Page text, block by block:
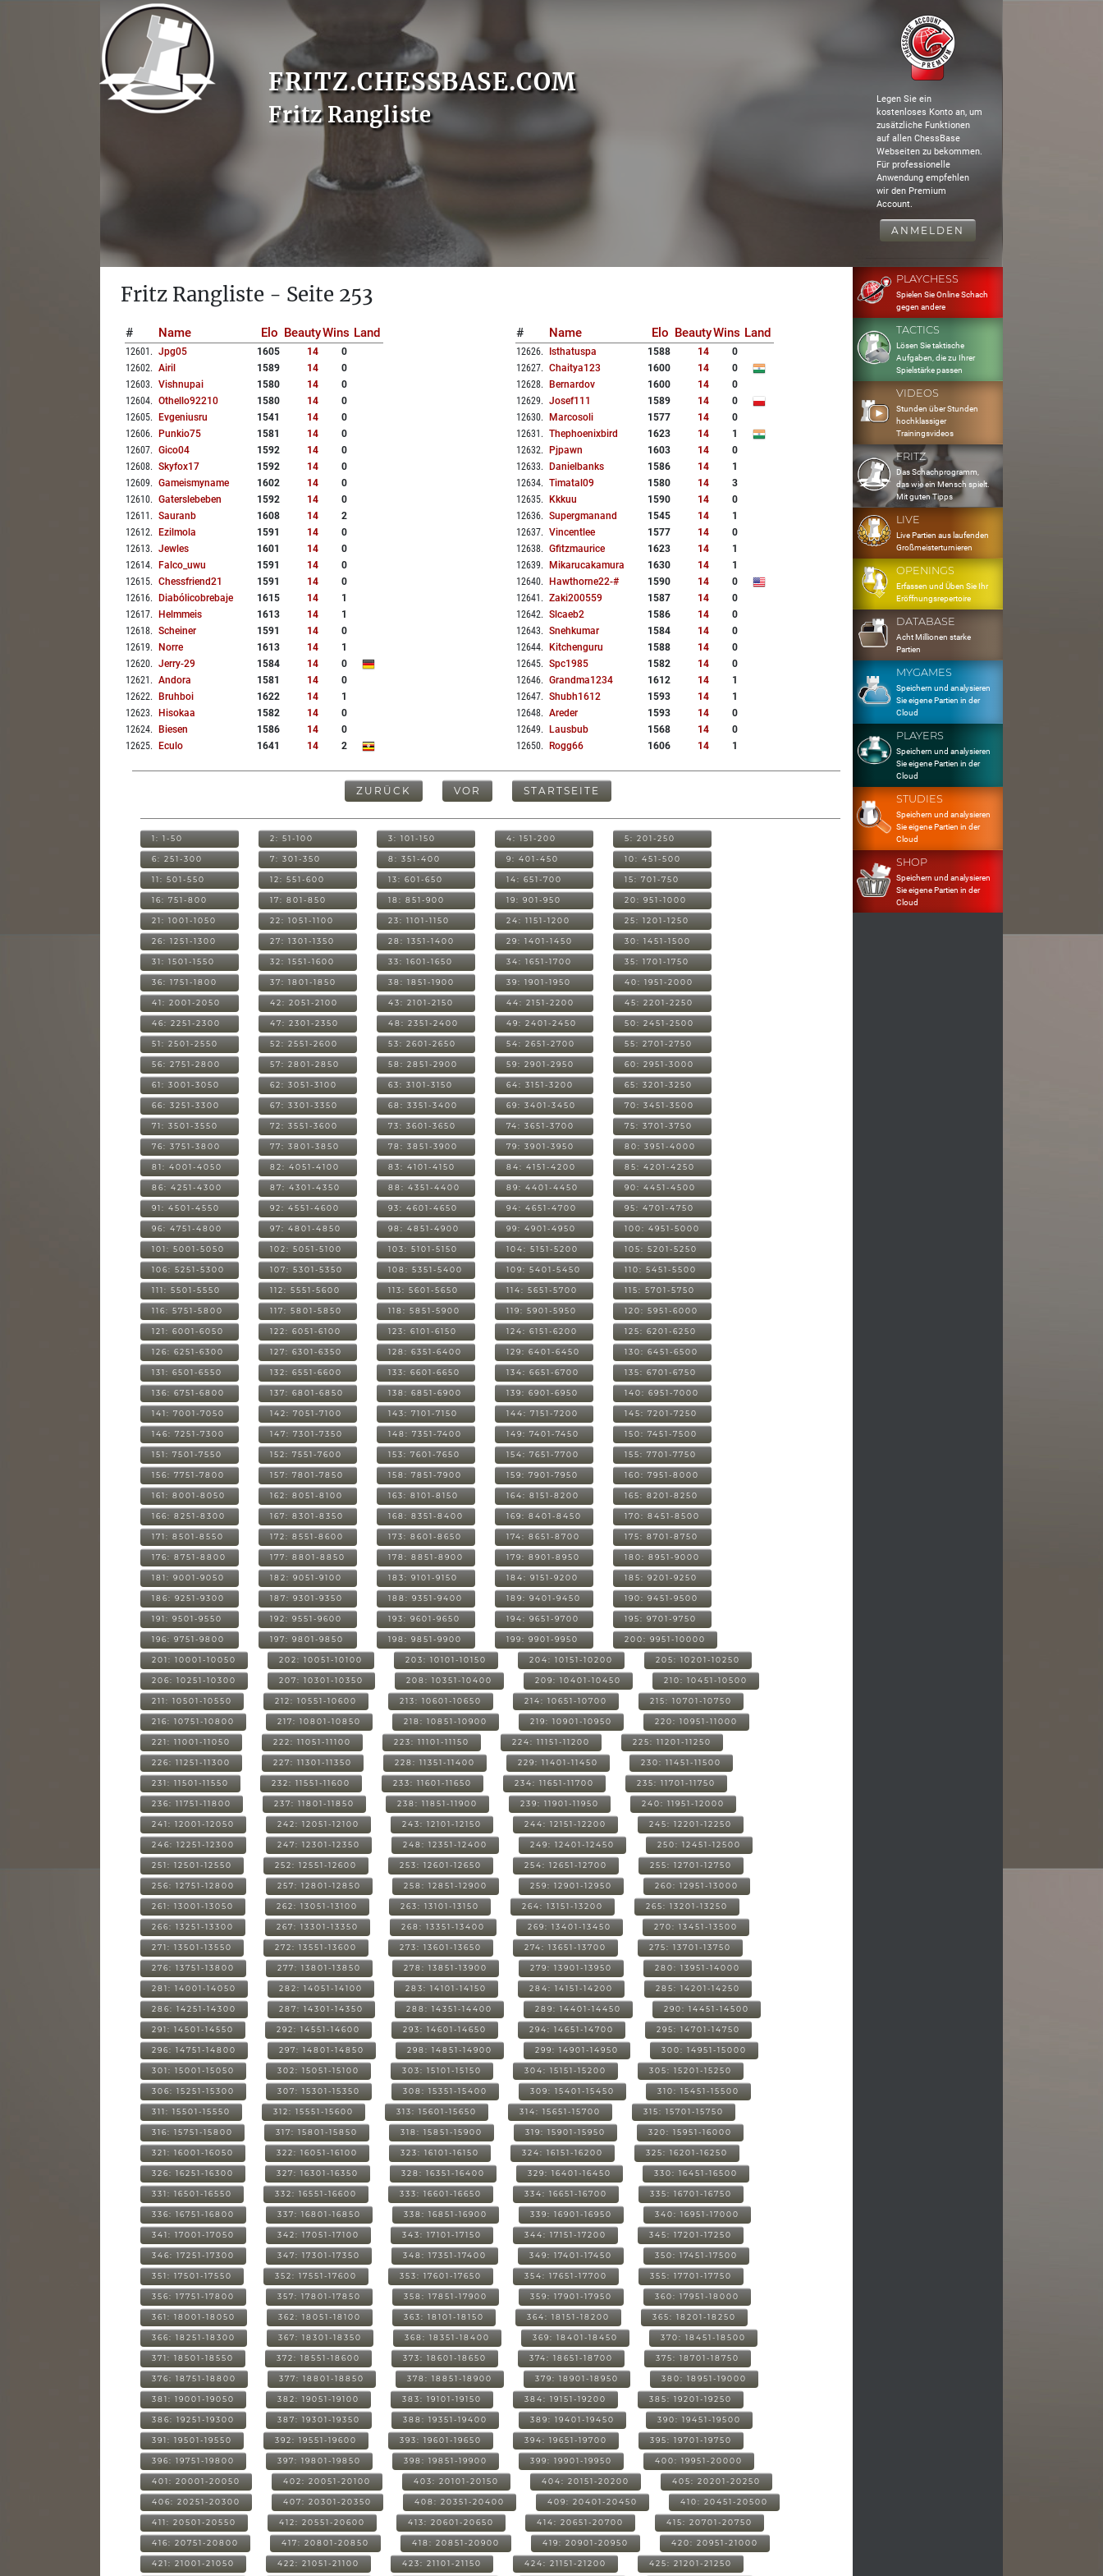
FRITZ.CHESSBASE.COM
Fritz Rangliste
Legen Sie ein
kostenloses Konto an, um
zusätzliche Funktionen
auf allen ChessBase
Webseiten zu bekommen.
Für professionelle
Anwendung empfehlen
wir den Premium
Account.
ANMELDEN
Fritz Rangliste - Seite 253
# Name Elo BeautyWins Land
12601 . Jpg05 1605 14
0
12602. Airil 1589 14
0
12603. Vishnupai 1580 14
0
12604. Othello92210 1580 14
0
12605. Evgeniusru 1541 14
0
12606. Punkio75 1581 14
0
12607. Gico04 1592 14
0
12608. Skyfox17 1592 14
0
12609. Gameismyname 1602 14
0
12610. Gaterslebeben 1592 14
0
12611 . Sauranb 1608 14
2
12612. Ezilmola 1591 14
0
12613. Jewles 1601 14
0
12614. Falco_uwu 1591 14
0
12615. Chessfriend21 1591 14
0
12616. Diabólicobrebaje 1615 14
1
12617. Helmmeis 1613 14
1
12618. Scheiner 1591 14
0
12619. Norre 1613 14
1
12620. Jerry-29 1584 14
0
12621 . Andora 1581 14
0
12622. Bruhboi 1622 14
1
12623. Hisokaa 1582 14
0
12624. Biesen 1586 14
0
12625. Eculo 1641 14 2
# Name Elo BeautyWins Land
12626. Isthatuspa 1588 14
0
12627. Chaitya123 1600 14
0
12628. Bernardov 1600 14
0
12629. Josef111 1589 14
0
12630. Marcosoli 1577 14
0
12631 . Thephoenixbird 1623 14
1
12632. Pjpawn 1603 14
0
12633. Danielbanks 1586 14
1
12634. Timatal09 1580 14
3
12635. Kkkuu 1590 14
0
12636. Supergmanand 1545 14
1
12637. Vincentlee 1577 14
0
12638. Gfitzmaurice 1623 14
1
12639. Mikarucakamura 1630 14
1
12640. Hawthorne22-# 1590 14
0
12641 . Zaki200559 1587 14
0
12642. Slcaeb2 1586 14
0
12643. Snehkumar 1584 14
0
12644. Kitchenguru 1588 14
0
12645. Spc1985 1582 14
0
12646. Grandma1234 1612 14
1
12647. Shubh1612 1593 14
1
12648. Areder 1593 14
0
12649. Lausbub 1568 14
0
12650. Rogg66 1606 14 1
ZURÜCK VOR STARTSEITE
1: 1-50 2: 51-100 3: 101-150 4: 151-200 5: 201-250
6: 251-300 7: 301-350 8: 351-400 9: 401-450 10: 451-500
11: 501-550 12: 551-600 13: 601-650 14: 651-700 15: 701-750
16: 751-800 17: 801-850 18: 851-900 19: 901-950 20: 951-1000
21: 1001-1050 22: 1051-1100 23: 1101-1150 24: 1151-1200 25: 1201-1250
26: 1251-1300 27: 1301-1350 28: 1351-1400 29: 1401-1450 30: 1451-1500
31: 1501-1550 32: 1551-1600 33: 1601-1650 34: 1651-1700 35: 1701-1750
36: 1751-1800 37: 1801-1850 38: 1851-1900 39: 1901-1950 40: 1951-2000
41: 2001-2050 42: 2051-2100 43: 2101-2150 44: 2151-2200 45: 2201-2250
46: 2251-2300 47: 2301-2350 48: 2351-2400 49: 2401-2450 50: 2451-2500
51: 2501-2550 52: 2551-2600 53: 2601-2650 54: 2651-2700 55: 2701-2750
56: 2751-2800 57: 2801-2850 58: 2851-2900 59: 2901-2950 60: 2951-3000
61: 3001-3050 62: 3051-3100 63: 3101-3150 64: 3151-3200 65: 3201-3250
66: 3251-3300 67: 3301-3350 68: 3351-3400 69: 3401-3450 70: 3451-3500
71: 3501-3550 72: 3551-3600 73: 3601-3650 74: 3651-3700 75: 3701-3750
76: 3751-3800 77: 3801-3850 78: 3851-3900 79: 3901-3950 80: 3951-4000
81: 4001-4050 82: 4051-4100 83: 4101-4150 84: 4151-4200 85: 4201-4250
86: 4251-4300 87: 4301-4350 88: 4351-4400 89: 4401-4450 90: 4451-4500
91: 4501-4550 92: 4551-4600 93: 4601-4650 94: 4651-4700 95: 4701-4750
96: 4751-4800 97: 4801-4850 98: 4851-4900 99: 4901-4950 100: 4951-5000
101: 5001-5050 102: 5051-5100 103: 5101-5150 104: 5151-5200 105: 5201-5250
106: 5251-5300 107: 5301-5350 108: 5351-5400 109: 5401-5450 110: 5451-5500
111: 5501-5550 112: 5551-5600 113: 5601-5650 114: 5651-5700 115: 5701-5750
116: 5751-5800 117: 5801-5850 118: 5851-5900 119: 5901-5950 120: 5951-6000
121: 6001-6050 122: 6051-6100 123: 6101-6150 124: 6151-6200 125: 6201-6250
126: 6251-6300 127: 6301-6350 128: 6351-6400 129: 6401-6450 130: 6451-6500
131: 6501-6550 132: 6551-6600 133: 6601-6650 134: 6651-6700 135: 6701-6750
136: 6751-6800 137: 6801-6850 138: 6851-6900 139: 6901-6950 140: 6951-7000
141: 7001-7050 142: 7051-7100 143: 7101-7150 144: 7151-7200 145: 7201-7250
146: 7251-7300 147: 7301-7350 148: 7351-7400 149: 7401-7450 150: 7451-7500
151: 7501-7550 152: 7551-7600 153: 7601-7650 154: 7651-7700 155: 7701-7750
156: 7751-7800 157: 7801-7850 158: 7851-7900 159: 7901-7950 160: 7951-8000
161: 8001-8050 162: 8051-8100 163: 8101-8150 164: 8151-8200 165: 8201-8250
166: 8251-8300 167: 8301-8350 168: 8351-8400 169: 8401-8450 170: 8451-8500
171: 8501-8550 172: 8551-8600 173: 8601-8650 174: 8651-8700 175: 8701-8750
176: 8751-8800 177: 8801-8850 178: 8851-8900 179: 8901-8950 180: 8951-9000
181: 9001-9050 182: 9051-9100 183: 9101-9150 184: 9151-9200 185: 9201-9250
186: 9251-9300 187: 9301-9350 188: 9351-9400 189: 9401-9450 190: 9451-9500
191: 9501-9550 192: 9551-9600 193: 9601-9650 194: 9651-9700 195: 9701-9750
196: 9751-9800 197: 9801-9850 198: 9851-9900 199: 9901-9950 200: 9951-10000
201: 10001-10050 202: 10051-10100 203: 10101-10150 204: 10151-10200 205: 10201-10250
206: 10251-10300 207: 10301-10350 208: 10351-10400 209: 10401-10450 210: 10451-10500
211: 10501-10550 212: 10551-10600 213: 10601-10650 214: 10651-10700 215: 10701-10750
216: 10751-10800 217: 10801-10850 218: 10851-10900 219: 10901-10950 220: 10951-11000
221: 11001-11050 222: 11051-11100 223: 11101-11150 224: 11151-11200 225: 11201-11250
226: 11251-11300 227: 11301-11350 228: 11351-11400 229: 11401-11450 230: 11451-11500
231: 11501-11550 232: 11551-11600 233: 11601-11650 234: 11651-11700 235: 11701-11750
236: 11751-11800 237: 11801-11850 238: 11851-11900 239: 11901-11950 240: 11951-12000
241: 12001-12050 242: 12051-12100 243: 12101-12150 244: 12151-12200 245: 12201-12250
246: 12251-12300 247: 12301-12350 248: 12351-12400 249: 12401-12450 250: 12451-12500
251: 12501-12550 252: 12551-12600 253: 12601-12650 254: 12651-12700 255: 12701-12750
256: 12751-12800 257: 12801-12850 258: 12851-12900 259: 12901-12950 260: 12951-13000
261: 13001-13050 262: 13051-13100 263: 13101-13150 264: 13151-13200 265: 13201-13250
266: 13251-13300 267: 13301-13350 268: 13351-13400 269: 13401-13450 270: 13451-13500
271: 13501-13550 272: 13551-13600 273: 13601-13650 274: 13651-13700 275: 13701-13750
276: 13751-13800 277: 13801-13850 278: 13851-13900 279: 13901-13950 280: 13951-14000
281: 14001-14050 282: 14051-14100 283: 14101-14150 284: 14151-14200 285: 14201-14250
286: 14251-14300 287: 14301-14350 288: 14351-14400 289: 14401-14450 290: 14451-14500
291: 14501-14550 292: 14551-14600 293: 14601-14650 294: 14651-14700 295: 14701-14750
296: 14751-14800 297: 14801-14850 298: 14851-14900 299: 14901-14950 300: 14951-15000
301: 15001-15050 302: 15051-15100 303: 15101-15150 304: 15151-15200 305: 15201-15250
306: 15251-15300 307: 15301-15350 308: 15351-15400 309: 15401-15450 310: 15451-15500
311: 15501-15550 312: 15551-15600 313: 15601-15650 314: 15651-15700 315: 15701-15750
316: 15751-15800 317: 15801-15850 318: 15851-15900 319: 15901-15950 320: 15951-16000
321: 16001-16050 322: 16051-16100 323: 16101-16150 324: 16151-16200 325: 16201-16250
326: 16251-16300 327: 16301-16350 328: 16351-16400 329: 16401-16450 330: 16451-16500
331: 16501-16550 332: 16551-16600 333: 16601-16650 334: 16651-16700 335: 16701-16750
336: 16751-16800 337: 16801-16850 338: 16851-16900 339: 16901-16950 340: 16951-17000
341: 17001-17050 342: 17051-17100 343: 17101-17150 344: 17151-17200 345: 17201-17250
346: 17251-17300 347: 17301-17350 348: 17351-17400 349: 17401-17450 350: 17451-17500
351: 17501-17550 352: 17551-17600 353: 17601-17650 354: 17651-17700 355: 17701-17750
356: 17751-17800 357: 17801-17850 358: 17851-17900 359: 17901-17950 360: 17951-18000
361: 18001-18050 362: 18051-18100 363: 18101-18150 364: 18151-18200 365: 18201-18250
366: 18251-18300 367: 18301-18350 368: 18351-18400 369: 18401-18450 370: 18451-18500
371: 18501-18550 372: 18551-18600 373: 18601-18650 374: 18651-18700 375: 18701-18750
376: 18751-18800 377: 18801-18850 378: 18851-18900 379: 18901-18950 380: 18951-19000
381: 19001-19050 382: 19051-19100 383: 19101-19150 384: 19151-19200 385: 19201-19250
386: 19251-19300 387: 19301-19350 388: 19351-19400 389: 19401-19450 390: 19451-19500
391: 19501-19550 392: 19551-19600 393: 19601-19650 394: 19651-19700 395: 19701-19750
396: 19751-19800 397: 19801-19850 398: 19851-19900 399: 19901-19950 400: 19951-20000
401: 20001-20050 402: 20051-20100 403: 20101-20150 404: 20151-20200 405: 20201-20250
406: 20251-20300 407: 20301-20350 408: 20351-20400 409: 20401-20450 410: 20451-20500
411: 20501-20550 412: 20551-20600 413: 20601-20650 414: 20651-20700 415: 20701-20750
416: 20751-20800 417: 20801-20850 418: 20851-20900 419: 20901-20950 420: 20951-21000
421: 21001-21050 422: 21051-21100 423: 21101-21150 424: 21151-21200 425: 21201-21250
PLAYCHESS
Spielen Sie Online Schach
gegen andere
TACTICS
Lösen Sie taktische
Aufgaben, die zu Ihrer
Spielstärke passen
VIDEOS
Stunden über Stunden
hochklassiger
Trainingsvideos
FRITZ
Das Schachprogramm,
das wie ein Mensch spielt.
Mit guten Tipps
LIVE
Live Partien aus laufenden
Großmeisterturnieren
OPENINGS
Erfassen und Üben Sie Ihr
Eröffnungsrepertoire
DATABASE
Acht Millionen starke
Partien
MYGAMES
Speichern und analysieren
Sie eigene Partien in der
Cloud
PLAYERS
Speichern und analysieren
Sie eigene Partien in der
Cloud
STUDIES
Speichern und analysieren
Sie eigene Partien in der
Cloud
SHOP
Speichern und analysieren
Sie eigene Partien in der
Cloud